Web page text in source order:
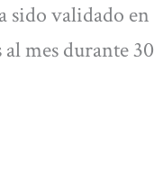
sido validado
mes durante